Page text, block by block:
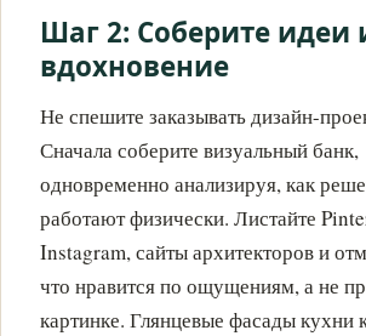
Шаг 2: Соберите идеи
вдохновение
Не спешите заказывать дизайн-
Сначала соберите визуальный банк,
одновременно анализируя, как
работают физически. Листайте
Instagram, сайты архитекторов и
что нравится по ощущениям, а не
картинке. Глянцевые фасады кухни